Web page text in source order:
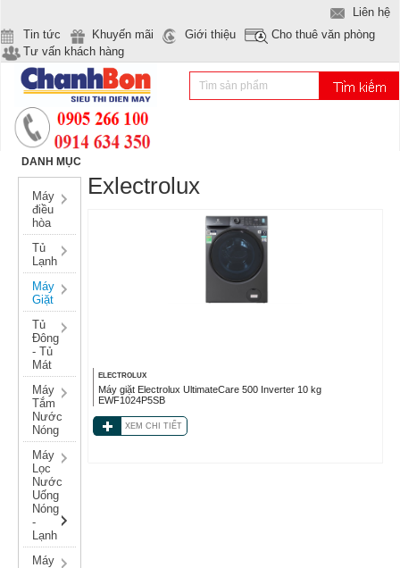
Liên hệ
Tin tức
Khuyến mãi Giới thiệu
Cho thuê văn phòng
Tư vấn khách hàng
DANH MỤC
Máy
điều
hòa
Tủ
Lạnh
Máy
Giặt
Tủ
Đông
- Tủ
Mát
Máy
Tắm
Nước
Nóng
Máy
Lọc
Nước
Uống
Nóng
-
Lạnh
Máy
Exlectrolux
ELECTROLUX
Máy giặt Electrolux UltimateCare 500 Inverter 10 kg
EWF1024P5SB
XEM CHI TIẾT